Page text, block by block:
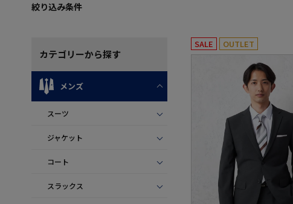
絞り込み条件
カテゴリーから探す
メンズ
スーツ
ジャケット
コート
スラックス
SALE OUTLET